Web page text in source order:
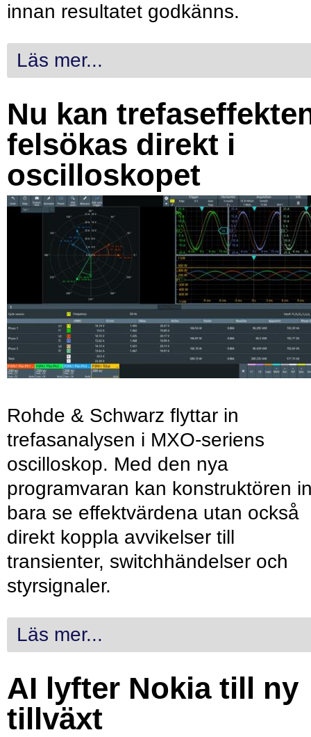
innan resultatet godkänns.
Läs mer...
Nu kan
felsökas direkt i
oscilloskopet
Rohde & Schwarz flyttar in
trefasanalysen i MXO-seriens
oscilloskop. Med den nya
programvaran kan konstruktören
bara se effektvärdena utan också
direkt koppla avvikelser till
transienter, switchhändelser och
styrsignaler.
Läs mer...
AI lyfter Nokia till ny
tillväxt